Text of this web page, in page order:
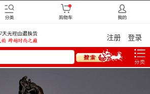
注册 登录